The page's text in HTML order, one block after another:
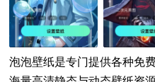
泡泡壁纸是专门提供各种免